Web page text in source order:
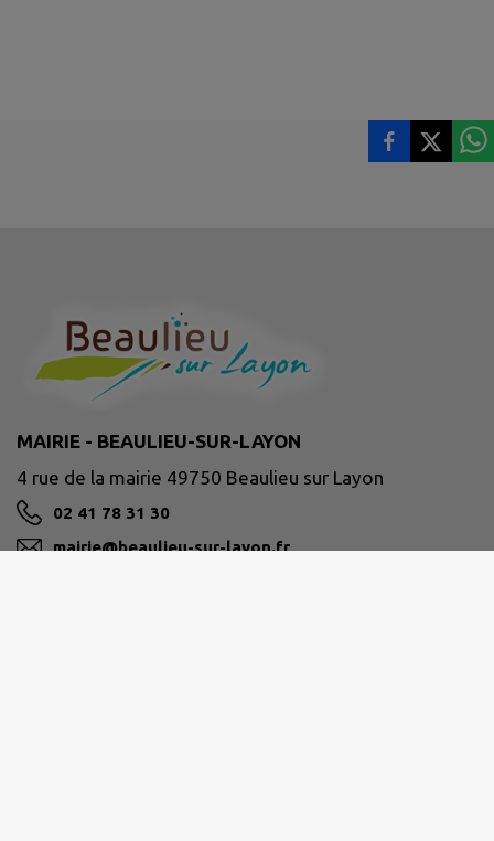
MAIRIE - BEAULIEU-SUR-LAYON
4 rue de la mairie 49750 Beaulieu sur Layon
02 41 78 31 30
mairie@beaulieu-sur-layon.fr